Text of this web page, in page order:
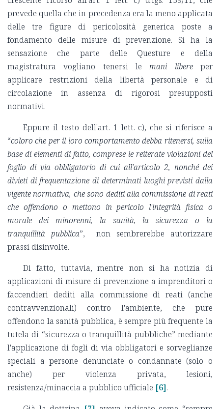
prevede quella che in precedenza era la meno applicata
delle tre figure di pericolosità generica poste a
fondamento delle misure di prevenzione. Si ha la
sensazione che parte delle Questure e della
magistratura vogliano tenersi lemani libereper
applicare restrizioni della libertà personale e di
circolazione in assenza di rigorosi presupposti
normativi.
Eppure il testo dell'art. 1 lett. c), che si riferisce a
“coloro che per il loro comportamento debba ritenersi, sulla
base di elementi di fatto, comprese le reiterate violazioni del
foglio di via obbligatorio di cui all'articolo 2, nonché dei
divieti di frequentazione di determinati luoghi previsti dalla
vigente normativa, che sono dediti alla commissione di reati
che offendono o mettono in pericolo l'integrità fisica o
morale dei minorenni, la sanità, la sicurezza o la
tranquillità pubblica”, non sembrerebbe autorizzare
prassi disinvolte.
Di fatto, tuttavia, mentre non si ha notizia di
applicazioni di misure di prevenzione a imprenditori o
faccendieri dediti alla commissione di reati (anche
contravvenzionali) contro l'ambiente, che pure
offendono la sanità pubblica, è sempre più frequente la
tutela di “sicurezza o tranquillità pubbliche” mediante
l'applicazione di fogli di via obbligatori e sorveglianze
speciali a persone denunciate o condannate (solo o
anche) per violenza privata, lesioni,
resistenza/minaccia a pubblico ufficiale [6].